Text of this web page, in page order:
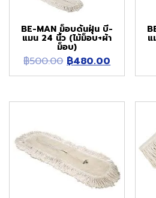
BE-MAN ม็อบดันฝุ่น บี-
แมน 24 นิ้ว (ไม้ม็อบ+ผ้า
ม็อบ)
฿500.00 Original
price
฿500.00.
฿480.00
price
฿480.00.
แ